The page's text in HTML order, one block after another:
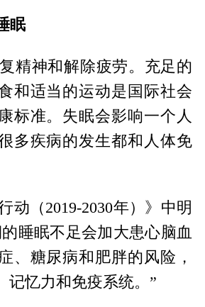
眠
精神和解除疲劳。充足的
和适当的运动是国际社会
标准。失眠会影响一个人
多疾病的发生都和人体免
动（2019-2030年）》中明
睡眠不足会加大患心脑血
、糖尿病和肥胖的风险，
记忆力和免疫系统。”